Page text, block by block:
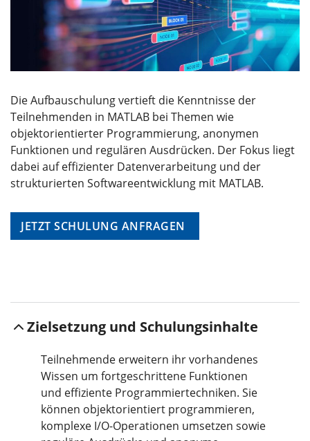
Die Aufbauschulung vertieft die Kenntnisse der
Teilnehmenden in MATLAB bei Themen wie
objektorientierter Programmierung, anonymen
Funktionen und regulären Ausdrücken. Der Fokus liegt
dabei auf effizienter Datenverarbeitung und der
strukturierten Softwareentwicklung mit MATLAB.
JETZT SCHULUNG ANFRAGEN
Zielsetzung und Schulungsinhalte
Teilnehmende erweitern ihr vorhandenes
Wissen um fortgeschrittene Funktionen
und effiziente Programmiertechniken. Sie
können objektorientiert programmieren,
komplexe I/O-Operationen umsetzen sowie